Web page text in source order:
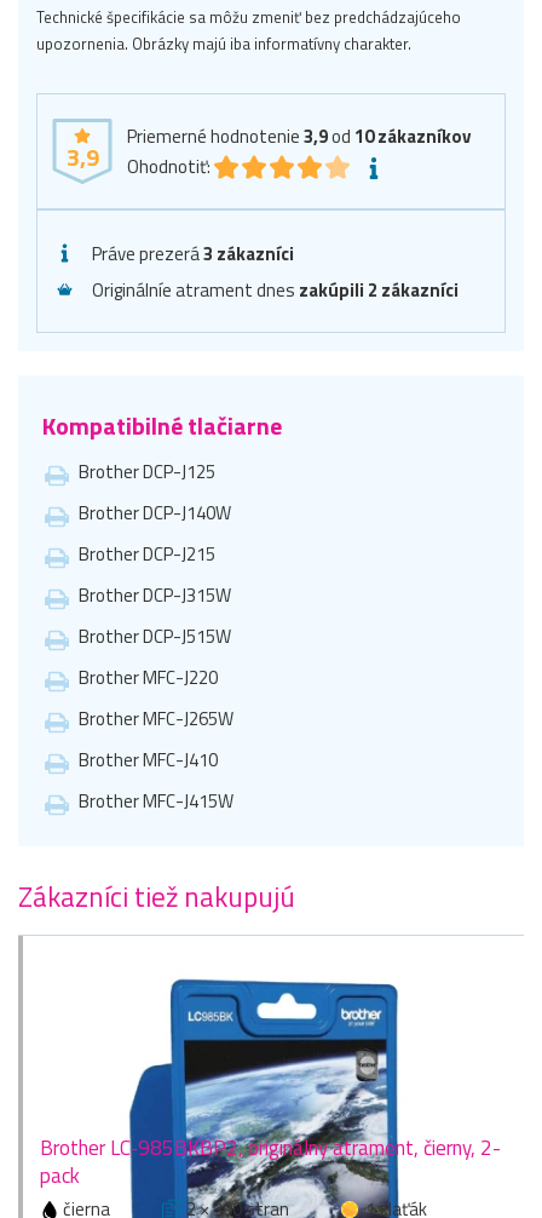
Technické špecifikácie sa môžu zmeniť bez predchádzajúceho
upozornenia. Obrázky majú iba informatívny charakter.
3,9
Priemerné hodnotenie3,9od 10zákazníkov
Ohodnotiť:
Práve prezerá3 zákazníci
Originálníe atrament dnes zakúpili 2 zákazníci
Kompatibilné tlačiarne
Brother DCP-J125
Brother DCP-J140W
Brother DCP-J215
Brother DCP-J315W
Brother DCP-J515W
Brother MFC-J220
Brother MFC-J265W
Brother MFC-J410
Brother MFC-J415W
Zákazníci tiež nakupujú
Brother LC-985BKBP2, originálny atrament, čierny, 2-
pack
čierna 2 × 300 stran 1 zlaťák